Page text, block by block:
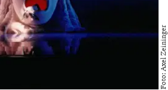
Foto: Axel Zeininger